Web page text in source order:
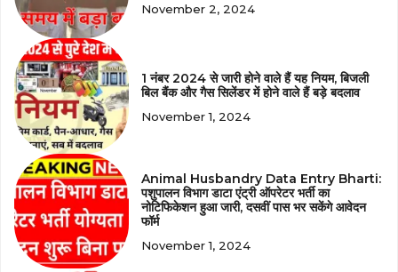
November 2, 2024
1 नंबर 2024 से जारी होने वाले हैं यह नियम, बिजली
बिल बैंक और गैस सिलेंडर में होने वाले हैं बड़े बदलाव
November 1, 2024
Animal Husbandry Data Entry Bharti:
पशुपालन विभाग डाटा एंट्री ऑपरेटर भर्ती का
नोटिफिकेशन हुआ जारी, दसवीं पास भर सकेंगे आवेदन
फॉर्म
November 1, 2024